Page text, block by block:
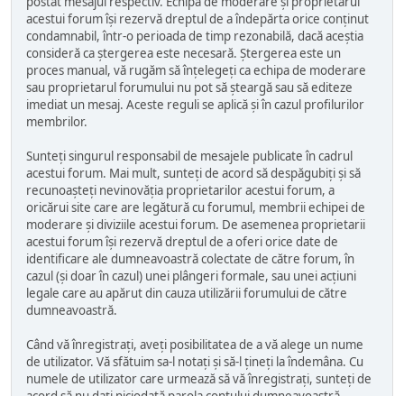
acestui forum își rezervă dreptul de a îndepărta orice conținut
condamnabil, într-o perioada de timp rezonabilă, dacă aceștia
consideră ca ștergerea este necesară. Ștergerea este un
proces manual, vă rugăm să înțelegeți ca echipa de moderare
sau proprietarul forumului nu pot să șteargă sau să editeze
imediat un mesaj. Aceste reguli se aplică și în cazul profilurilor
membrilor.
Sunteți singurul responsabil de mesajele publicate în cadrul
acestui forum. Mai mult, sunteți de acord să despăgubiți și să
recunoașteți nevinovăția proprietarilor acestui forum, a
oricărui site care are legătură cu forumul, membrii echipei de
moderare și diviziile acestui forum. De asemenea proprietarii
acestui forum își rezervă dreptul de a oferi orice date de
identificare ale dumneavoastră colectate de către forum, în
cazul (și doar în cazul) unei plângeri formale, sau unei acțiuni
legale care au apărut din cauza utilizării forumului de către
dumneavoastră.
Când vă înregistrați, aveți posibilitatea de a vă alege un nume
de utilizator. Vă sfătuim sa-l notați și să-l țineți la îndemâna. Cu
numele de utilizator care urmează să vă înregistrați, sunteți de